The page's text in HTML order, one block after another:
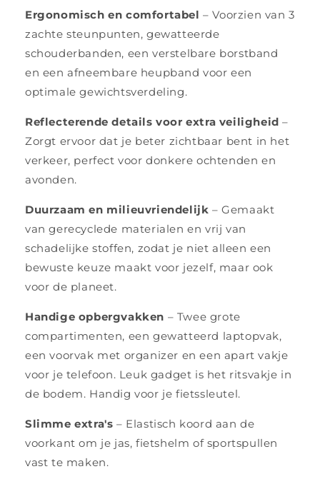
Ergonomisch en comfortabel – Voorzien van 3
zachte steunpunten, gewatteerde
schouderbanden, een verstelbare borstband
en een afneembare heupband voor een
optimale gewichtsverdeling.
Reflecterende details voor extra veiligheid –
Zorgt ervoor dat je beter zichtbaar bent in het
verkeer, perfect voor donkere ochtenden en
avonden.
Duurzaam en milieuvriendelijk – Gemaakt
van gerecyclede materialen en vrij van
schadelijke stoffen, zodat je niet alleen een
bewuste keuze maakt voor jezelf, maar ook
voor de planeet.
Handige opbergvakken – Twee grote
compartimenten, een gewatteerd laptopvak,
een voorvak met organizer en een apart vakje
voor je telefoon. Leuk gadget is het ritsvakje in
de bodem. Handig voor je fietssleutel.
Slimme extra's – Elastisch koord aan de
voorkant om je jas, fietshelm of sportspullen
vast te maken.